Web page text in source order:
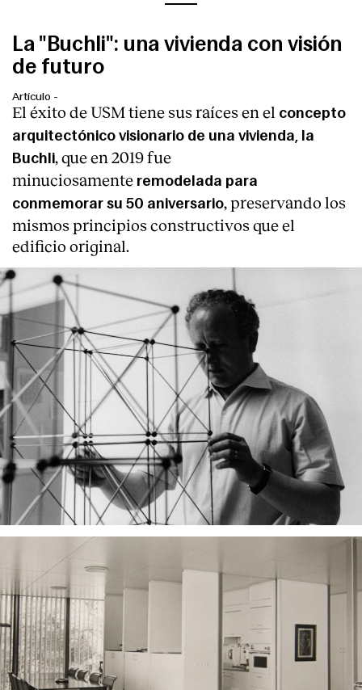
La "Buchli": una vivienda con visión
de futuro
Artículo -
El éxito de USM tiene sus raíces en el concepto
arquitectónico visionario de una vivienda, la
Buchli, que en 2019 fue
minuciosamente remodelada para
conmemorar su 50 aniversario, preservando los
mismos principios constructivos que el
edificio original.